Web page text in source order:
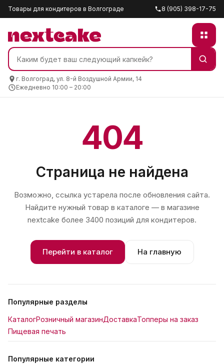
Товары для кондитеров в Волгограде 8 (905) 398-17-75
г. Волгоград, ул. 8-й Воздушной Армии, 14
Ежедневно 10:00 – 20:00
404
Страница не найдена
Возможно, ссылка устарела после обновления сайта.
Найдите нужный товар в каталоге — в магазине
nextcake более 3400 позиций для кондитеров.
Перейти в каталог На главную
Популярные разделы
КаталогРозничный магазинДоставкаТопперы на заказ
Пищевая печать
Популярные категории